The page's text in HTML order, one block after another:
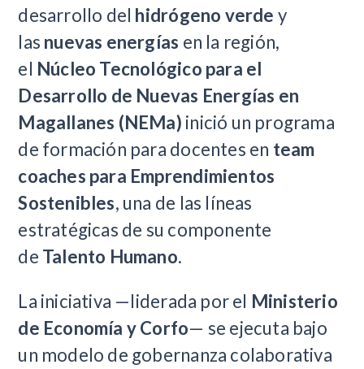
desarrollo del hidrógeno verde y
las nuevas energías en la región,
el Núcleo Tecnológico para el
Desarrollo de Nuevas Energías en
Magallanes (NEMa) inició un programa
de formación para docentes en team
coaches para Emprendimientos
Sostenibles, una de las líneas
estratégicas de su componente
de Talento Humano.
La iniciativa —liderada por el Ministerio
de Economía y Corfo— se ejecuta bajo
un modelo de gobernanza colaborativa